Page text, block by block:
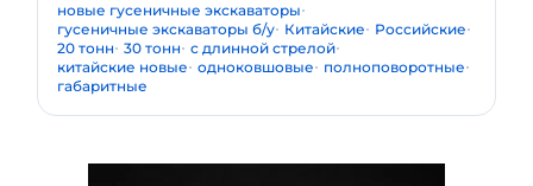
новые гусеничные экскаваторы
гусеничные экскаваторы б/у Китайские
Российские
20 тонн 30 тонн с длинной стрелой
китайские новые одноковшовые
полноповоротные
габаритные